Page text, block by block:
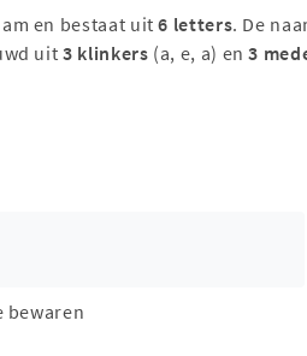
en bestaat uit6 letters. De
uit3 klinkers (a, e, a) en3
bewaren